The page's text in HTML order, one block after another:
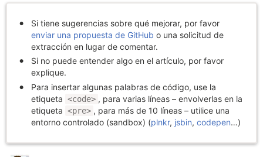
Si tiene sugerencias sobre qué mejorar, por favor
enviar una propuesta de GitHub o una solicitud de
extracción en lugar de comentar.
Si no puede entender algo en el artículo, por favor
explique.
Para insertar algunas palabras de código, use la
etiqueta <code> , para varias líneas – envolverlas en la
etiqueta <pre> , para más de 10 líneas – utilice una
entorno controlado (sandbox) (plnkr, jsbin, codepen…)